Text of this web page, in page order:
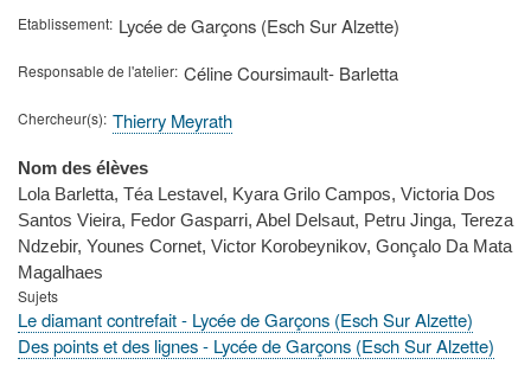
Etablissement Lycée de Garçons (Esch Sur Alzette)
Responsable de l'atelier Céline Coursimault- Barletta
Chercheur(s) Thierry Meyrath
Nom des élèves
Lola Barletta, Téa Lestavel, Kyara Grilo Campos, Victoria Dos
Santos Vieira, Fedor Gasparri, Abel Delsaut, Petru Jinga, Tereza
Ndzebir, Younes Cornet, Victor Korobeynikov, Gonçalo Da Mata
Magalhaes
Sujets
Le diamant contrefait - Lycée de Garçons (Esch Sur Alzette)
Des points et des lignes - Lycée de Garçons (Esch Sur Alzette)